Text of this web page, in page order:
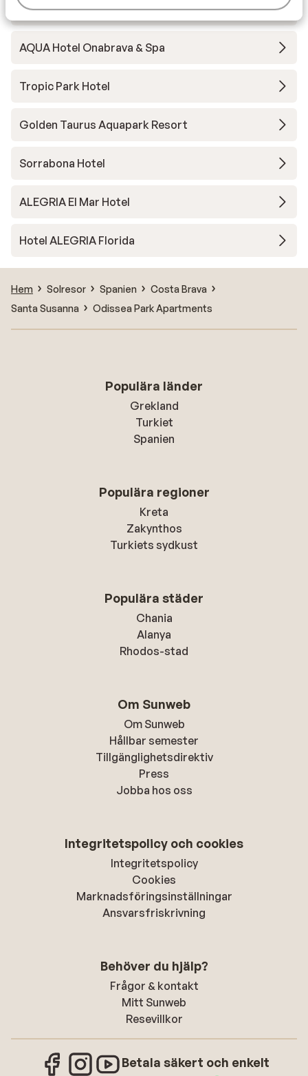
AQUA Hotel The Breeze - endast vuxna
AQUA Hotel Onabrava & Spa
Tropic Park Hotel
Golden Taurus Aquapark Resort
Sorrabona Hotel
ALEGRIA El Mar Hotel
Hotel ALEGRIA Florida
Hem Solresor Spanien
Costa Brava
Santa Susanna
Odissea Park Apartments
Populära länder
Grekland
Turkiet
Spanien
Populära regioner
Kreta
Zakynthos
Turkiets sydkust
Populära städer
Chania
Alanya
Rhodos-stad
Om Sunweb
Om Sunweb
Hållbar semester
Tillgänglighetsdirektiv
Press
Jobba hos oss
Integritetspolicy och cookies
Integritetspolicy
Cookies
Marknadsföringsinställningar
Ansvarsfriskrivning
Behöver du hjälp?
Frågor & kontakt
Mitt Sunweb
Resevillkor
Betala säkert och enkelt